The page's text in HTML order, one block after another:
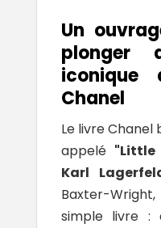
Un
plonger
iconique
Chanel
Le livreChanel
appelé "Little
Karl
Baxter-
simple livre :